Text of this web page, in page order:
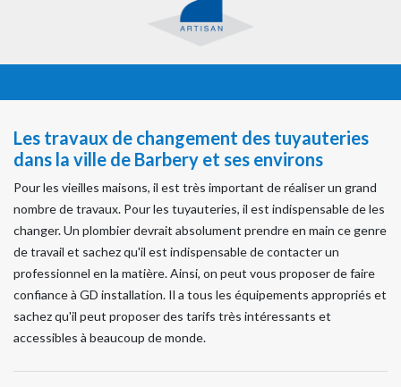
Les travaux de changement des tuyauteries
dans la ville de Barbery et ses environs
Pour les vieilles maisons, il est très important de réaliser un grand
nombre de travaux. Pour les tuyauteries, il est indispensable de les
changer. Un plombier devrait absolument prendre en main ce genre
de travail et sachez qu'il est indispensable de contacter un
professionnel en la matière. Ainsi, on peut vous proposer de faire
confiance à GD installation. Il a tous les équipements appropriés et
sachez qu'il peut proposer des tarifs très intéressants et
accessibles à beaucoup de monde.